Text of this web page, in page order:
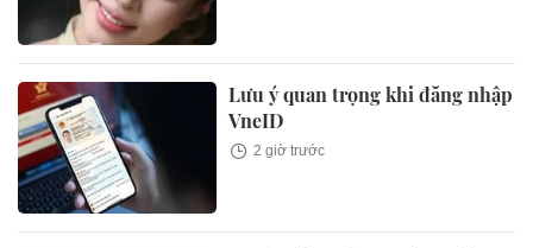
Lưu ý quan trọng khi đăng nhập
VneID
2 giờ trước